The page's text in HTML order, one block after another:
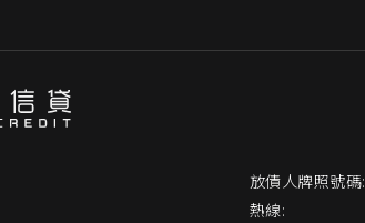
放債人牌照號碼:
熱線: